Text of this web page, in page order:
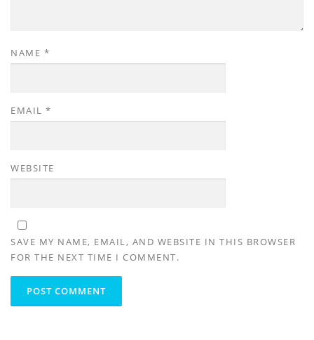
NAME *
EMAIL *
WEBSITE
SAVE MY NAME, EMAIL, AND WEBSITE IN THIS BROWSER
FOR THE NEXT TIME I COMMENT.